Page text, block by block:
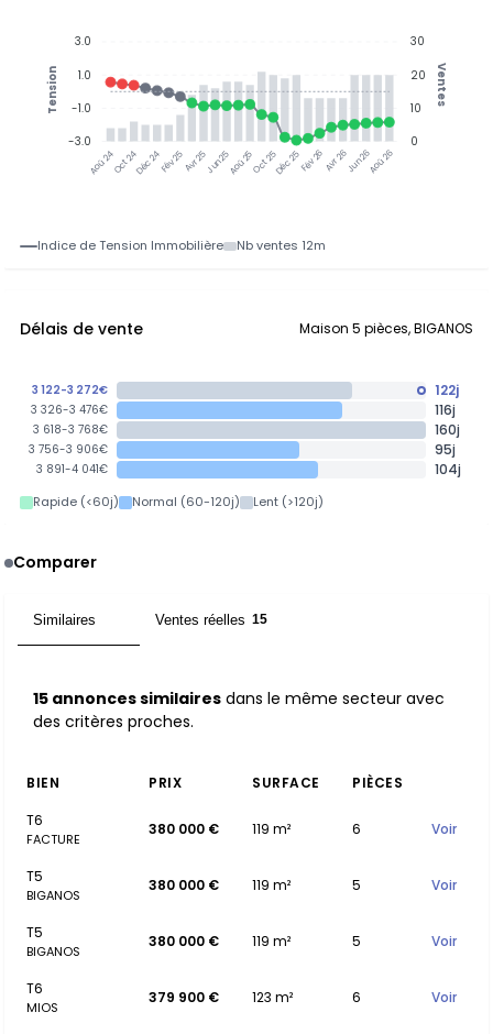
Aoû 24Oct 24Déc 24Fév 25Avr 25Jun 25Aoû 25Oct 25Déc 25Fév 26Avr 26Jun 26Aoû 26
30
20
10
0
Ventes
3.0
1.0
-1.0
-3.0
Tension
Indice de Tension Immobilière Nb ventes 12m
Délais de vente Maison 5 pièces, BIGANOS
3 122-3 272€ 122j
3 326-3 476€ 116j
3 618-3 768€ 160j
3 756-3 906€ 95j
3 891-4 041€ 104j
Rapide (<60j) Normal (60-120j) Lent (>120j)
Comparer
Similaires Ventes réelles 15
15 annonces similaires dans le même secteur avec
des critères proches.
BIEN PRIX SURFACE
PIÈCES
T6
FACTURE
380 000 € 119 m² 6 Voir
T5
BIGANOS
380 000 € 119 m² 5 Voir
T5
BIGANOS
380 000 € 119 m² 5 Voir
T6
MIOS
379 900 € 123 m² 6 Voir